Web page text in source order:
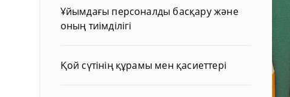
Ұйымдағы персоналды басқару және
оның тиімділігі
Қой сүтінің құрамы мен қасиеттері